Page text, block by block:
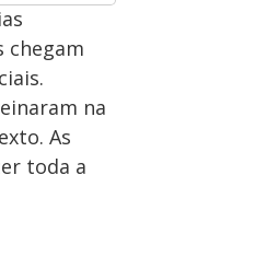
chegam
na
As
toda a